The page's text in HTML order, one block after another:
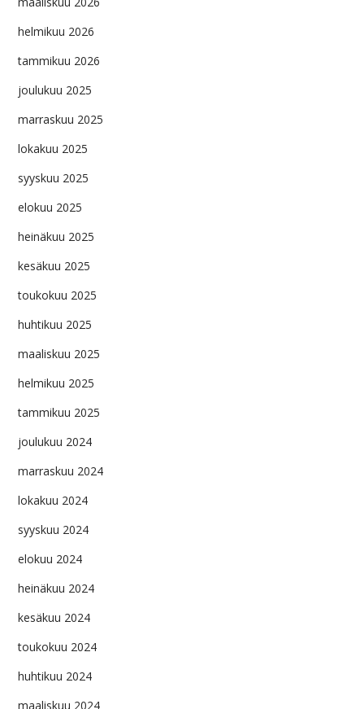
helmikuu 2026
tammikuu 2026
joulukuu 2025
marraskuu 2025
lokakuu 2025
syyskuu 2025
elokuu 2025
heinäkuu 2025
kesäkuu 2025
toukokuu 2025
huhtikuu 2025
maaliskuu 2025
helmikuu 2025
tammikuu 2025
joulukuu 2024
marraskuu 2024
lokakuu 2024
syyskuu 2024
elokuu 2024
heinäkuu 2024
kesäkuu 2024
toukokuu 2024
huhtikuu 2024
maaliskuu 2024